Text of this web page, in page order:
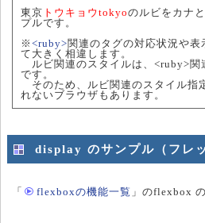
東京 トウ キョウ tokyoのルビをカナと
プルです。
※ <ruby>関連のタグの対応状況や表
て大きく相違します。
ルビ関連のスタイルは、<ruby>関
です。
そのため、ルビ関連のスタイル指
れないブラウザもあります。
display のサンプル（フレ
「 flexboxの機能一覧 」のflexbox